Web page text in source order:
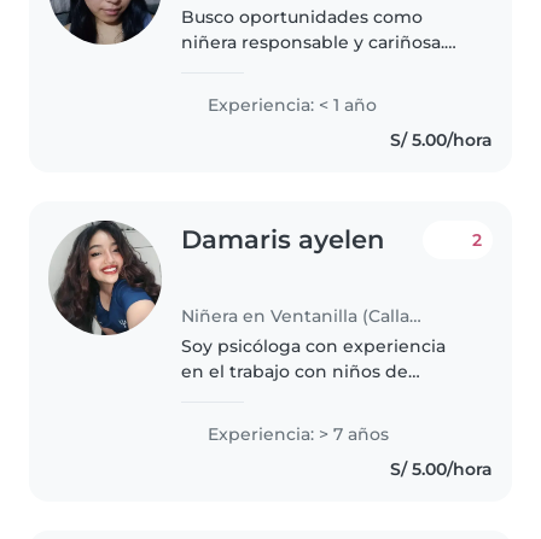
Busco oportunidades como
niñera responsable y cariñosa.
compartir juegos con niños en
edad preescolar, escolar y
adolescentes. Disfruto ayudando
Experiencia: < 1 año
S/ 5.00/hora
Damaris ayelen
Niñera en Ventanilla (Callao)
2
Soy psicóloga con experiencia
en el trabajo con niños de
aquellos con TDAH, autismo y
dificultades de conducta.
Además de brindar un cuidado
Experiencia: > 7 años
S/ 5.00/hora